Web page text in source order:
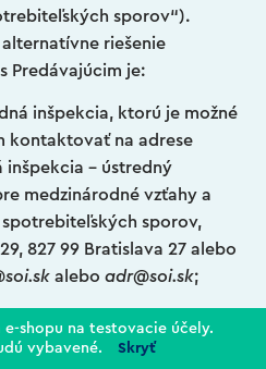
shopu na testovacie účely.
vybavené.
Skryť
sporov“).
riešenie
Predávajúcim je:
inšpekcia, ktorú je možné
kontaktovať na adrese
inšpekcia – ústredný
medzinárodné vzťahy a
sporov,
827 99 Bratislava 27 alebo
alebo adr@soi.sk;
zapísaný v zozname